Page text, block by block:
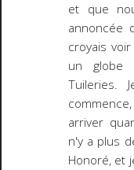
et que
annoncée
croyais
un globe
Tuileries.
arriver
n'y a plus
Honoré, et